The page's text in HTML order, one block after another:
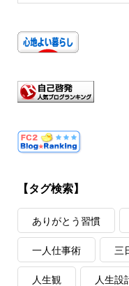
【タグ検索】
ありがとう習慣
一人仕事術 三
人生観 人生設